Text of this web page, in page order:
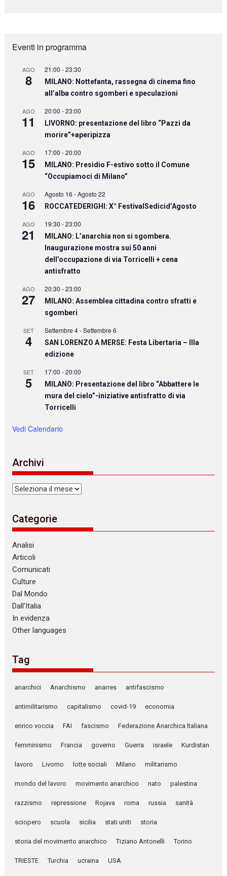
Eventi in programma
AGO
8
21:00 -23:30
MILANO: Nottefanta, rassegna di cinema fino
all’alba contro sgomberi e speculazioni
AGO
11
20:00 -23:00
LIVORNO: presentazione del libro “Pazzi da
morire”+aperipizza
AGO
15
17:00 -20:00
MILANO: Presidio F-estivo sotto il Comune
“Occupiamoci di Milano”
AGO
16
Agosto 16 -Agosto 22
ROCCATEDERIGHI: X° FestivalSedicid’Agosto
AGO
21
19:30 -23:00
MILANO: L’anarchia non si sgombera.
Inaugurazione mostra sui 50 anni
dell’occupazione di via Torricelli + cena
antisfratto
AGO
27
20:30 -23:00
MILANO: Assemblea cittadina contro sfratti e
sgomberi
SET
4
Settembre 4-Settembre 6
SAN LORENZO A MERSE: Festa Libertaria – IIIa
edizione
SET
5
17:00 -20:00
MILANO: Presentazione del libro “Abbattere le
mura del cielo”-iniziative antisfratto di via
Torricelli
Vedi Calendario
Archivi
Archivi
Categorie
Analisi
Articoli
Comunicati
Culture
Dal Mondo
Dall’Italia
In evidenza
Other languages
Tag
anarchici Anarchismo anarres antifascismo
antimilitarismo capitalismo covid-19 economia
enrico voccia FAI fascismo Federazione Anarchica Italiana
femminismo Francia governo Guerra israele Kurdistan
lavoro Livorno lotte sociali Milano militarismo
mondo del lavoro movimento anarchico nato palestina
razzismo repressione Rojava roma russia sanità
sciopero scuola sicilia stati uniti storia
storia del movimento anarchico Tiziano Antonelli Torino
TRIESTE Turchia ucraina USA